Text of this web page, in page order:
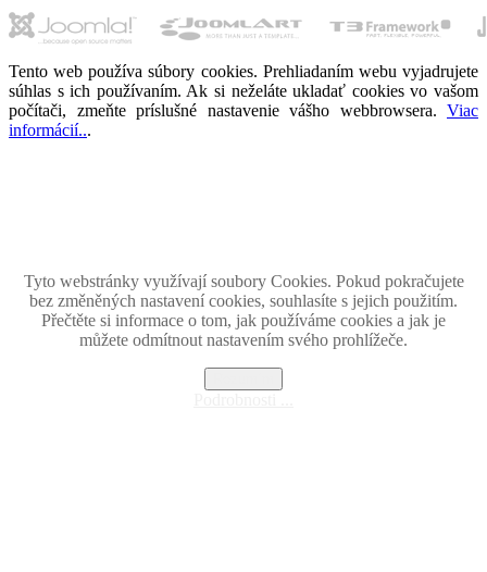
Tento web používa súbory cookies. Prehliadaním webu vyjadrujete
súhlas s ich používaním. Ak si neželáte ukladať cookies vo vašom
počítači, zmeňte príslušné nastavenie vášho webbrowsera. Viac
informácií...
Tyto webstránky využívají soubory Cookies. Pokud pokračujete
bez změněných nastavení cookies, souhlasíte s jejich použitím.
Přečtěte si informace o tom, jak používáme cookies a jak je
můžete odmítnout nastavením svého prohlížeče.